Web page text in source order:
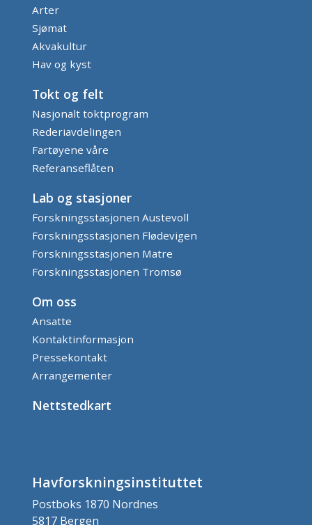
Arter
Sjømat
Akvakultur
Hav og kyst
Tokt og felt
Nasjonalt toktprogram
Rederiavdelingen
Fartøyene våre
Referanseflåten
Lab og stasjoner
Forskningsstasjonen Austevoll
Forskningsstasjonen Flødevigen
Forskningsstasjonen Matre
Forskningsstasjonen Tromsø
Om oss
Ansatte
Kontaktinformasjon
Pressekontakt
Arrangementer
Nettstedkart
Havforskningsinstituttet
Postboks 1870 Nordnes
5817 Bergen